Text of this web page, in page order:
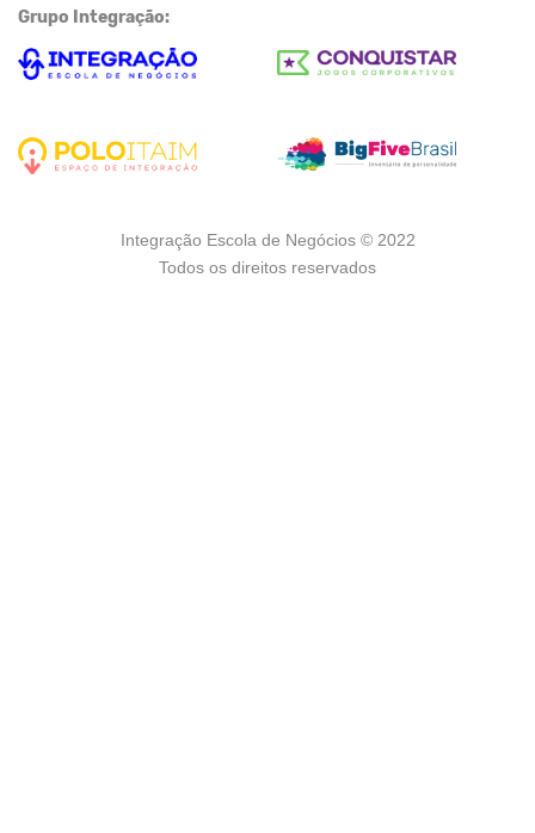
Grupo Integração:
Integração Escola de Negócios © 2022
Todos os direitos reservados